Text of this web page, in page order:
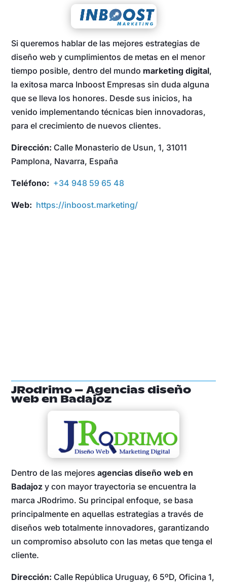
Si queremos hablar de las mejores estrategias de
diseño web y cumplimientos de metas en el menor
tiempo posible, dentro del mundo marketing digital,
la exitosa marca Inboost Empresas sin duda alguna
que se lleva los honores. Desde sus inicios, ha
venido implementando técnicas bien innovadoras,
para el crecimiento de nuevos clientes.
Dirección: Calle Monasterio de Usun, 1, 31011
Pamplona, Navarra, España
Teléfono: +34 948 59 65 48
Web: https://inboost.marketing/
JRodrimo – Agencias diseño
web en Badajoz
Dentro de las mejoresagencias diseño web en
Badajozy con mayor trayectoria se encuentra la
marca JRodrimo. Su principal enfoque, se basa
principalmente en aquellas estrategias a través de
diseños web totalmente innovadores, garantizando
un compromiso absoluto con las metas que tenga el
cliente.
Dirección: Calle República Uruguay, 6 5ºD, Oficina 1,